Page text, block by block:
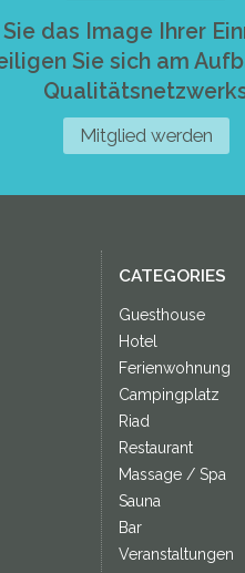
Sie das Image Ihrer
Sie sich am
Mitglied werden
CATEGORIES
Guesthouse
Hotel
Ferienwohnung
Campingplatz
Riad
Restaurant
Massage / Spa
Sauna
Bar
Veranstaltungen